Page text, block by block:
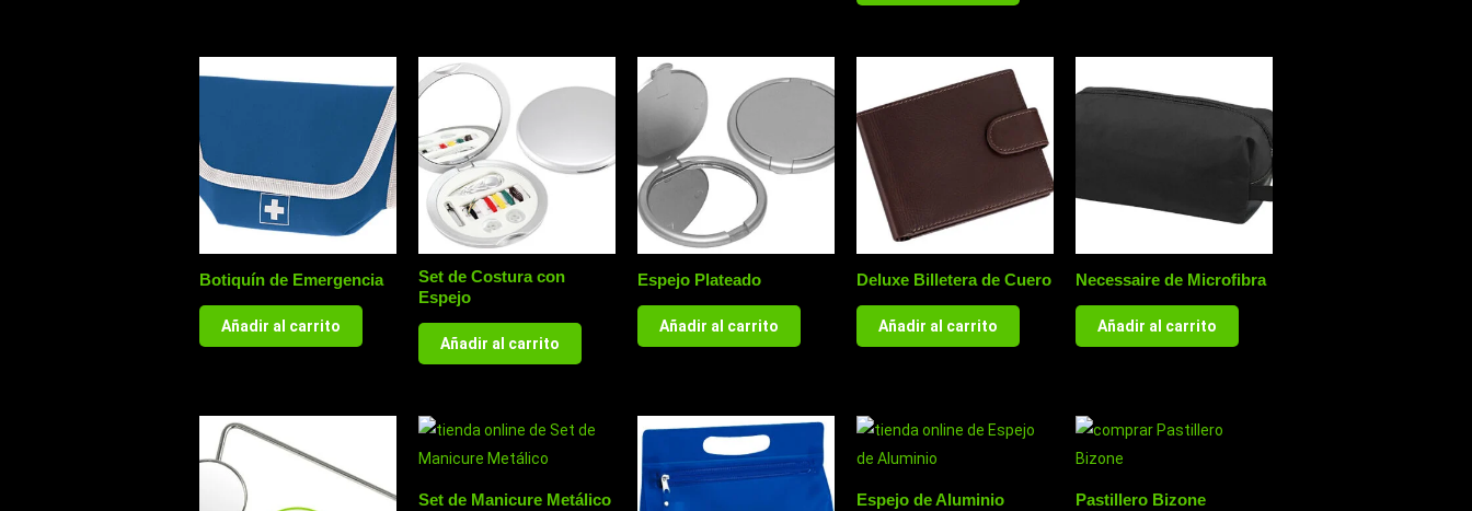
Botiquín de Emergencia
Añadir al carrito
Set de Costura con
Espejo
Añadir al carrito
Espejo Plateado
Añadir al carrito
Deluxe Billetera de Cuero
Añadir al carrito
Necessaire de Microfibra
Añadir al carrito
Set de Manicure Metálico Espejo de Aluminio Pastillero Bizone